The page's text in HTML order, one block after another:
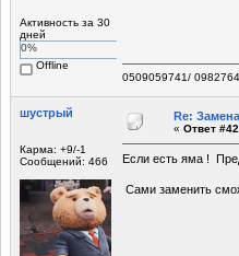
Активность за 30
дней
0%
Offline
0509059741/
шустрый
Карма: +9/-1
Сообщений: 466
Re:
« Ответ
Если есть яма !
Сами заменить